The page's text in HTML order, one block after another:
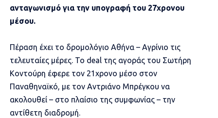
ανταγωνισμό για την υπογραφή του 27χρονου
μέσου.
Πέραση έχει το δρομολόγιο Αθήνα – Αγρίνιο τις
τελευταίες μέρες. Το deal της αγοράς του Σωτήρη
Κοντούρη έφερε τον 21χρονο μέσο στον
Παναθηναϊκό, με τον Αντριάνο Μπρέγκου να
ακολουθεί – στο πλαίσιο της συμφωνίας – την
αντίθετη διαδρομή.